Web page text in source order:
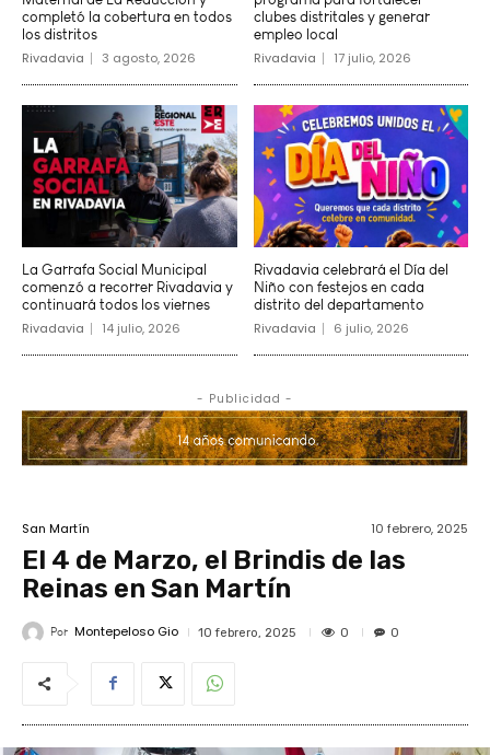
completó la cobertura en todos
los distritos
Rivadavia 3 agosto, 2026
clubes distritales y generar
empleo local
Rivadavia 17 julio, 2026
La Garrafa Social Municipal
comenzó a recorrer Rivadavia y
continuará todos los viernes
Rivadavia 14 julio, 2026
Rivadavia celebrará el Día del
Niño con festejos en cada
distrito del departamento
Rivadavia 6 julio, 2026
- Publicidad -